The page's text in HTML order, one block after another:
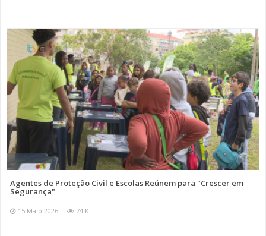
Agentes de Proteção Civil e Escolas Reúnem para "Crescer em
Segurança"
15 Maio 2026 74 K